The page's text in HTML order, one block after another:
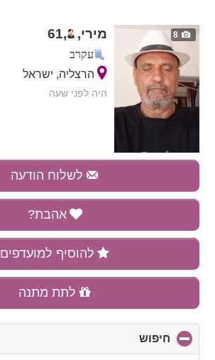
8 מירי, ,
61
עקרב
הרצליה, ישראל
היה לפני שעה
לשלוח הודעה
אהבת?
להוסיף למועדפים
לתת מתנה
חיפוש
to